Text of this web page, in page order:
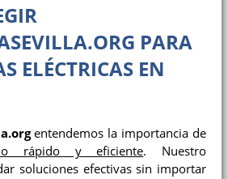
PARA
ELÉCTRICAS EN
entendemos la importancia de
rápido y eficiente. Nuestro
soluciones efectivas sin importar